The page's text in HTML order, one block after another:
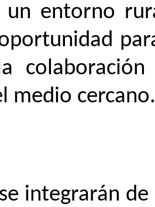
un entorno
medio cercano.
integrarán